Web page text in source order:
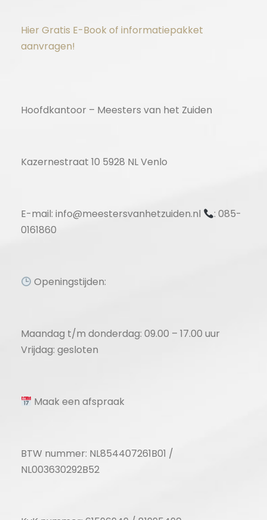
Hier Gratis E-Book of informatiepakket
aanvragen!
Hoofdkantoor – Meesters van het Zuiden
Kazernestraat 10 5928 NL Venlo
E-mail: info@meestersvanhetzuiden.nl
: 085-
0161860
Openingstijden:
Maandag t/m donderdag: 09.00 – 17.00 uur
Vrijdag: gesloten
Maak een afspraak
BTW nummer: NL854407261B01 /
NL003630292B52